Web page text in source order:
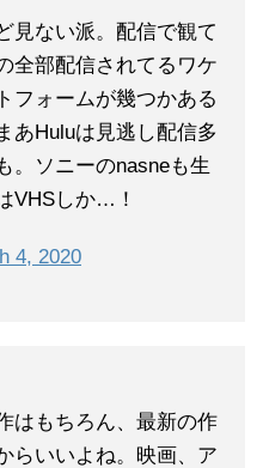
見ない派。配信で観て
全部配信されてるワケ
フォームが幾つかある
あHuluは見逃し配信多
。ソニーのnasneも生
VHSしか…！
4, 2020
はもちろん、最新の作
らいいよね。映画、ア